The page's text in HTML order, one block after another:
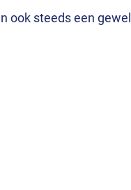
ook steeds een